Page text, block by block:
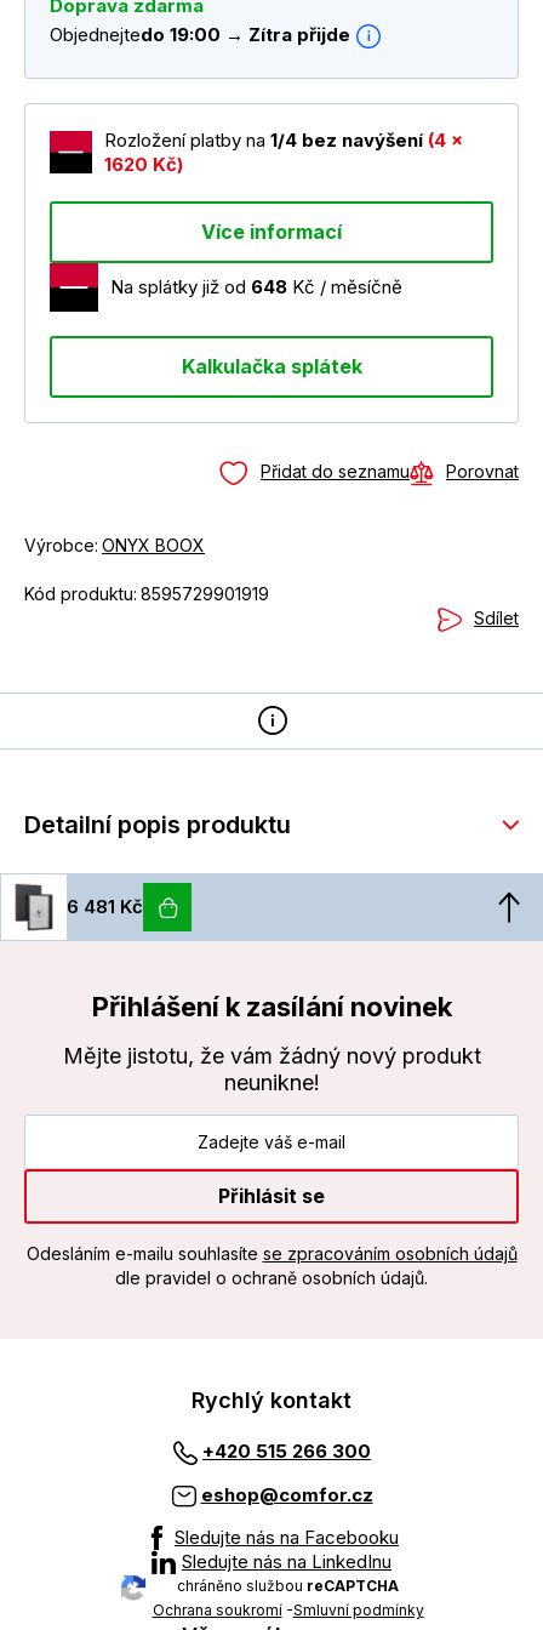
Doprava zdarma
Objednejtedo 19:00 → Zítra přijde
Rozložení platby na 1/4 bez navýšení (4 x
1620 Kč)
Více informací
Na splátky již od 648 Kč / měsíčně
Kalkulačka splátek
Přidat do seznamu Porovnat
Výrobce: ONYX BOOX
Kód produktu: 8595729901919
Sdílet
Detailní popis produktu
6 481 Kč
Přihlášení k zasílání novinek
Mějte jistotu, že vám žádný nový produkt
neunikne!
Přihlásit se
Odesláním e-mailu souhlasíte se zpracováním osobních údajů
dle pravidel o ochraně osobních údajů.
Rychlý kontakt
+420 515 266 300
eshop@comfor.cz
Sledujte nás na Facebooku
Sledujte nás na LinkedInu
chráněno službou reCAPTCHA
Ochrana soukromí-Smluvní podmínky